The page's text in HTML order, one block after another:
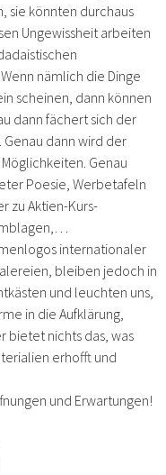
sie könnten durchaus
Ungewissheit arbeiten
nämlich die Dinge
scheinen, dann können
dann fächert sich der
dann wird der
Genau
Poesie, Werbetafeln
zu Aktien-Kurs-
internationaler
bleiben jedoch in
und leuchten uns,
in die Aufklärung,
bietet nichts das, was
erhofft und
und Erwartungen!